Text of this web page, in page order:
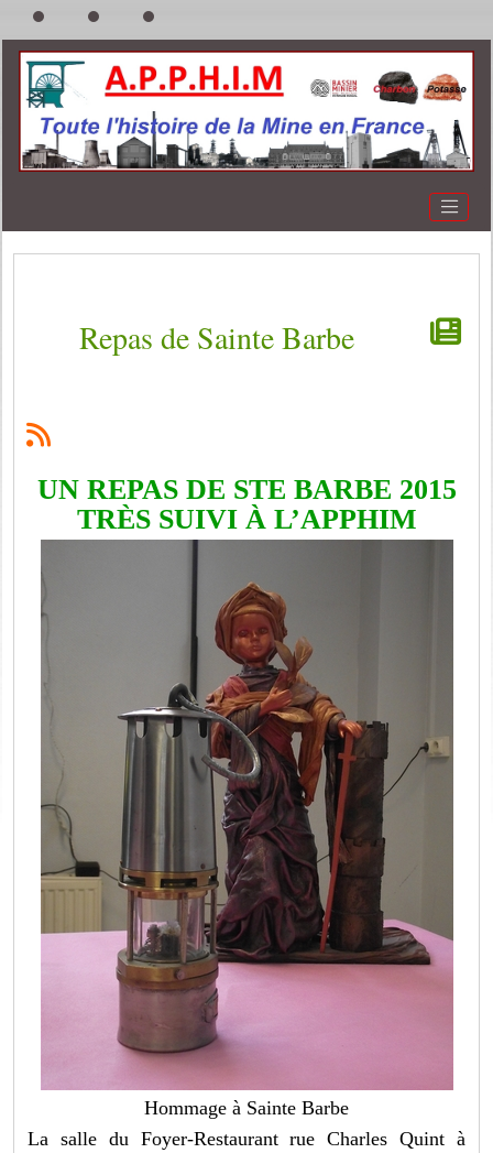
Repas de Sainte Barbe
UN REPAS DE STE BARBE 2015
TRÈS SUIVI À L’APPHIM
Hommage à Sainte Barbe
La salle du Foyer-Restaurant rue Charles Quint à